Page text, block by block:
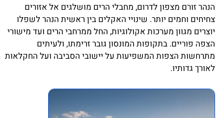
הנהר זורם מצפון לדרום, מחבלי הרים מושלגים אל אזורים
צחיחים וחמים יותר. שינויי האקלים בין ראשית הנהר לשפלו
יוצרים מגוון מערכות אקולוגיות, החל ממרחבי הרים ועד מישורי
הצפה פוריים. בתקופות המונסון גובר זרימתו, ולעיתים
מתרחשות הצפות המשפיעות על יישובי הסביבה ועל החקלאות
לאורך גדותיו.